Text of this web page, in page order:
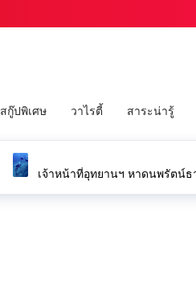
สกู๊ปพิเศษ วาไรตี้ สาระน่ารู้
เจ้าหน้าที่อุทยานฯ หาดนพรัตน์ธ